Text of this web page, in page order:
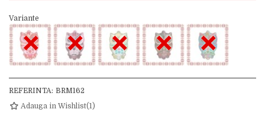
Variante
× × × × ×
REFERINTA: BRM162
Adauga in Wishlist(1)